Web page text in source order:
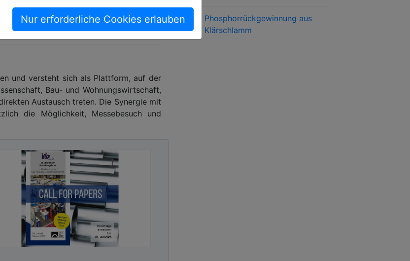
Nur erforderliche Cookies erlauben
konnten. 2026 gehen wir bereits in das
intensiver Verzahnung der Themen und
und versteht sich als Plattform, auf der
Bau- und Wohnungswirtschaft,
Austausch treten. Die Synergie mit
die Möglichkeit, Messebesuch und
Phosphorrückgewinnung aus
Klärschlamm